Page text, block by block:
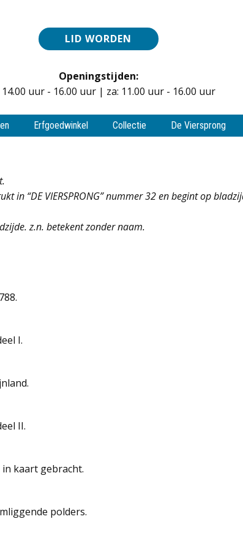
LID WORDEN
Openingstijden:
14.00 uur - 16.00 uur | za: 11.00 uur - 16.00 uur
Erfgoedwinkel Collectie De Viersprong
in “DE VIERSPRONG” nummer 32 en begint op
z.n. betekent zonder naam.
I.
II.
kaart gebracht.
polders.